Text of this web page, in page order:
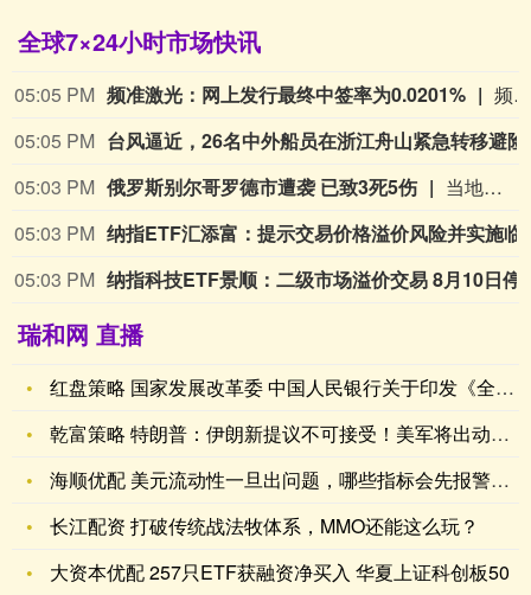
全球7×24小时市场快讯
05:05 PM 频准激光：网上发行最终中签率为0.0201%
频准激光8月9日公告，回拨机制启动后，网上发行最终中签率为0.0201%。
05:05 PM
05:03 PM 俄罗斯别尔哥罗德市遭袭 已致3死5伤
当地时间9日，俄罗斯别尔哥罗德州代理州长舒瓦耶夫通报称，当天凌晨，乌军对别尔哥罗德市发动袭击，目前已造成3人死亡、5人受伤。舒瓦耶夫称，过去24小时内，乌军对该州发动了146次袭击，共有162架无人机被击落或压制。乌克兰方面对此暂无回应。（央视新闻）
05:03 PM
05:03 PM
瑞和网 直播
红盘策略 国家发展改革委 中国人民银行关于印发《全国公共信用
乾富策略 特朗普：伊朗新提议不可接受！美军将出动驱逐舰、15
海顺优配 美元流动性一旦出问题，哪些指标会先报警？【程坦大师
长江配资 打破传统战法牧体系，MMO还能这么玩？
大资本优配 257只ETF获融资净买入 华夏上证科创板50